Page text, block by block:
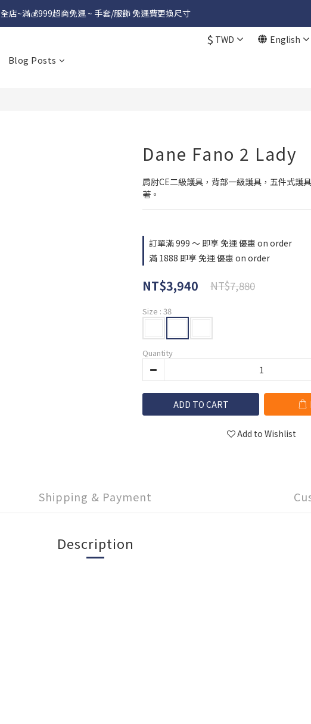
全店~滿💰999超商免運 ~ 手套/服飾 免運費更換尺寸
$ TWD English
Blog Posts
Dane Fano 2 Lady
肩肘CE二級護具，背部一級護具，五件式護
著。
訂單滿 999 ～ 即享 免運 優惠 on order
滿 1888 即享 免運 優惠 on order
NT$3,940 NT$7,880
Size : 38
Quantity
ADD TO CART
Add to Wishlist
Shipping & Payment
Description